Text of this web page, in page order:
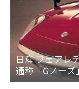
日産 フェアレ
通称「Gノー
備した特別なZ